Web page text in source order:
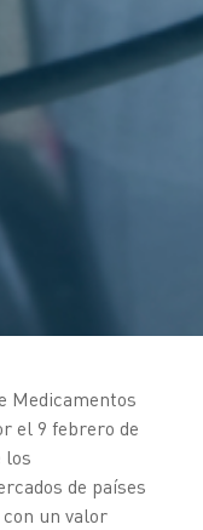
Medicamentos
el 9 febrero de
los
de países
un valor